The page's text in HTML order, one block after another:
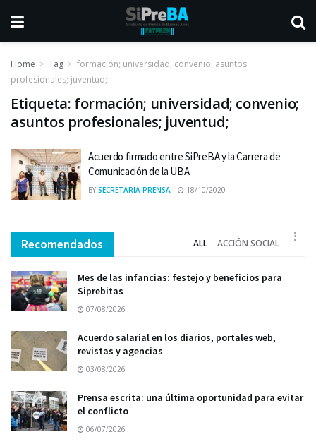
Home Tag
formación; universidad; convenio; asuntos
profesionales; juventud;
Etiqueta: formación; universidad; convenio;
asuntos profesionales; juventud;
Acuerdo firmado entre SiPreBA y la Carrera de
Comunicación de la UBA
BY SECRETARIA PRENSA 18/10/2020
Recomendados ALL ACCIÓN SOCIAL
Mes de las infancias: festejo y beneficios para
Siprebitas
07/08/2026
Acuerdo salarial en los diarios, portales web,
revistas y agencias
03/08/2026
Prensa escrita: una última oportunidad para evitar
el conflicto
06/07/2026